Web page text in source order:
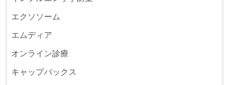
エクソソーム
エムディア
オンライン診療
キャップバックス